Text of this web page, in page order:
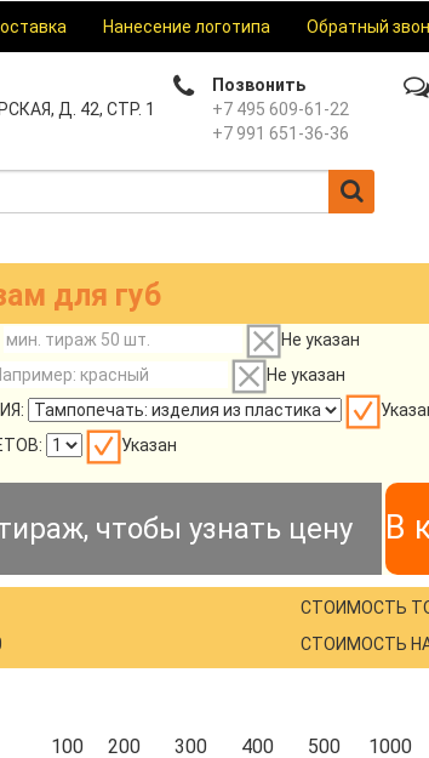
Нанесение логотипа Обратный
Д. 42, СТР. 1
Позвонить
+7 495 609-61-22
+7 991 651-36-36
для губ
Не указан
Не указан
Указан
чтобы узнать цену В
СТОИМОСТЬ
СТОИМОСТЬ
100 200 300 400 500 1000